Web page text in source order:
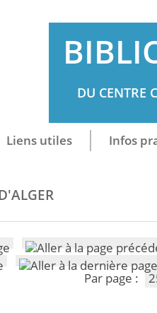
DU CENTRE
Liens utiles Infos
Par page :